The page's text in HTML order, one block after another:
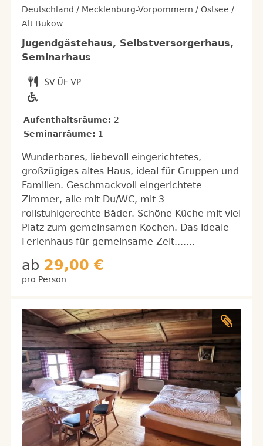
Deutschland / Mecklenburg-Vorpommern / Ostsee /
Alt Bukow
Jugendgästehaus, Selbstversorgerhaus,
Seminarhaus
Aufenthaltsräume: 2
Seminarräume: 1
Wunderbares, liebevoll eingerichtetes,
großzügiges altes Haus, ideal für Gruppen und
Familien. Geschmackvoll eingerichtete
Zimmer, alle mit Du/WC, mit 3
rollstuhlgerechte Bäder. Schöne Küche mit viel
Platz zum gemeinsamen Kochen. Das ideale
Ferienhaus für gemeinsame Zeit.......
ab 29,00 €
pro Person